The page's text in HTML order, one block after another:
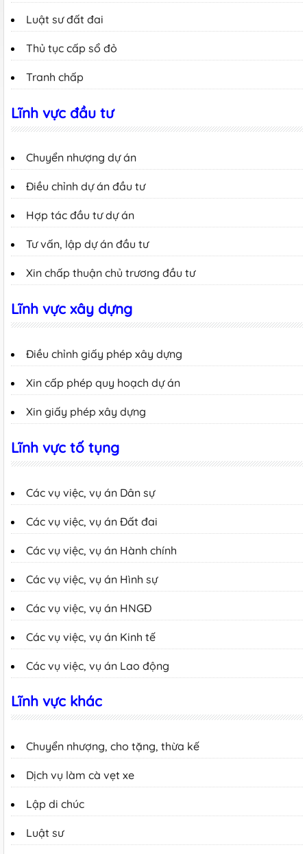
Luật sư đất đai
Thủ tục cấp sổ đỏ
Tranh chấp
Lĩnh vực đầu tư
Chuyển nhượng dự án
Điều chỉnh dự án đầu tư
Hợp tác đầu tư dự án
Tư vấn, lập dự án đầu tư
Xin chấp thuận chủ trương đầu tư
Lĩnh vực xây dựng
Điều chỉnh giấy phép xây dựng
Xin cấp phép quy hoạch dự án
Xin giấy phép xây dựng
Lĩnh vực tố tụng
Các vụ việc, vụ án Dân sự
Các vụ việc, vụ án Đất đai
Các vụ việc, vụ án Hành chính
Các vụ việc, vụ án Hình sự
Các vụ việc, vụ án HNGĐ
Các vụ việc, vụ án Kinh tế
Các vụ việc, vụ án Lao động
Lĩnh vực khác
Chuyển nhượng, cho tặng, thừa kế
Dịch vụ làm cà vẹt xe
Lập di chúc
Luật sư